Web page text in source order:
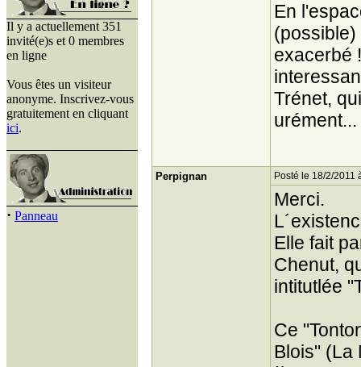
Il y a actuellement 351
invité(e)s et 0 membres
en ligne
Vous êtes un visiteur
anonyme. Inscrivez-vous
gratuitement en cliquant
ici.
· Panneau
En
exacerbé !
Trénet,
urément...
Perpignan Posté le 18/2/2011
Merci.
Elle fait
Chenut,
intitutlée
Ce
Blois" (La